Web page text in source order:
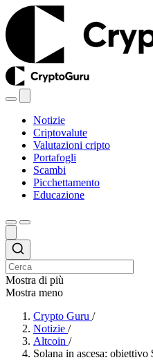
Notizie
Criptovalute
Valutazioni cripto
Portafogli
Scambi
Picchettamento
Educazione
Mostra di più
Mostra meno
Crypto Guru /
Notizie /
Altcoin /
Solana in ascesa: